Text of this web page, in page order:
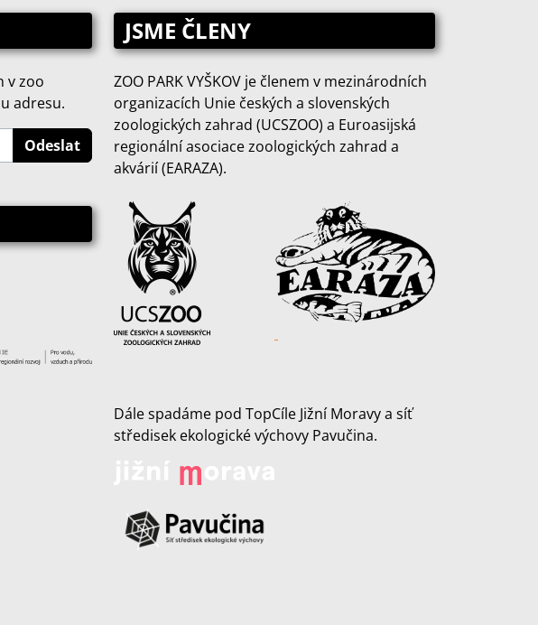
v zoo
adresu.
JSME ČLENY
ZOO PARK VYŠKOV je členem v mezinárodních
organizacích Unie českých a slovenských
zoologických zahrad (UCSZOO) a Euroasijská
regionální asociace zoologických zahrad a
akvárií (EARAZA).
Dále spadáme pod TopCíle Jižní Moravy a síť
středisek ekologické výchovy Pavučina.